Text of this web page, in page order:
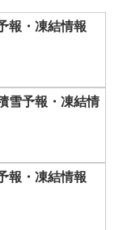
報・凍結情報
雪予報・凍結情
報・凍結情報